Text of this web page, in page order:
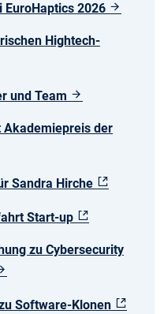
EuroHaptics 2026
Hightech-
und Team
Akademiepreis der
Sandra Hirche
Start-up
zu Cybersecurity
Software-Klonen